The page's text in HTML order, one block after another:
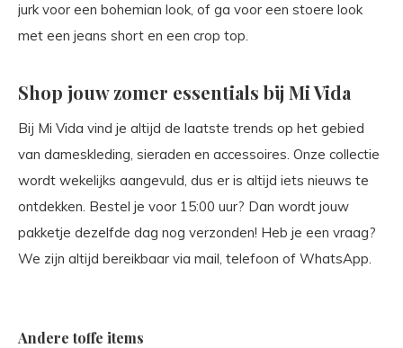
jurk voor een bohemian look, of ga voor een stoere look
met een jeans short en een crop top.
Shop jouw zomer essentials bij Mi Vida
Bij Mi Vida vind je altijd de laatste trends op het gebied
van dameskleding, sieraden en accessoires. Onze collectie
wordt wekelijks aangevuld, dus er is altijd iets nieuws te
ontdekken. Bestel je voor 15:00 uur? Dan wordt jouw
pakketje dezelfde dag nog verzonden! Heb je een vraag?
We zijn altijd bereikbaar via mail, telefoon of WhatsApp.
Andere toffe items